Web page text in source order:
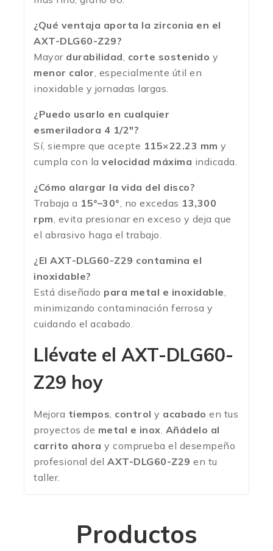
¿Qué ventaja aporta la zirconia en el
AXT-DLG60-Z29?
Mayor durabilidad, corte sostenido y
menor calor, especialmente útil en
inoxidable y jornadas largas.
¿Puedo usarlo en cualquier
esmeriladora 4 1/2″?
Sí, siempre que acepte 115×22.23 mm y
cumpla con la velocidad máxima indicada.
¿Cómo alargar la vida del disco?
Trabaja a 15°–30°, no excedas 13,300
rpm, evita presionar en exceso y deja que
el abrasivo haga el trabajo.
¿El AXT-DLG60-Z29 contamina el
inoxidable?
Está diseñado para metal e inoxidable,
minimizando contaminación ferrosa y
cuidando el acabado.
Llévate el AXT-DLG60-
Z29 hoy
Mejora tiempos, control y acabado en tus
proyectos de metal e inox. Añádelo al
carrito ahora y comprueba el desempeño
profesional del AXT-DLG60-Z29 en tu
taller.
Productos